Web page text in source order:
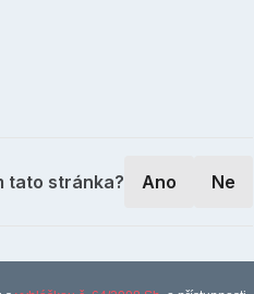
tato stránka? Ano Ne